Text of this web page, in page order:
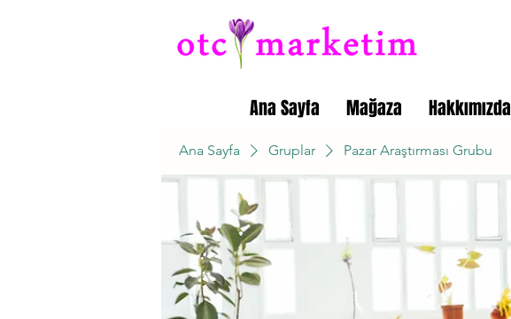
Ana Sayfa Mağaza Hakkımızda
Ana Sayfa Gruplar Pazar Araştırması Grubu